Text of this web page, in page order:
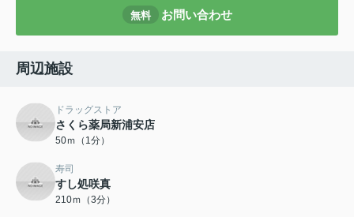
無料 お問い合わせ
周辺施設
ドラッグストア
さくら薬局新浦安店
50ｍ（1分）
寿司
すし処咲真
210ｍ（3分）